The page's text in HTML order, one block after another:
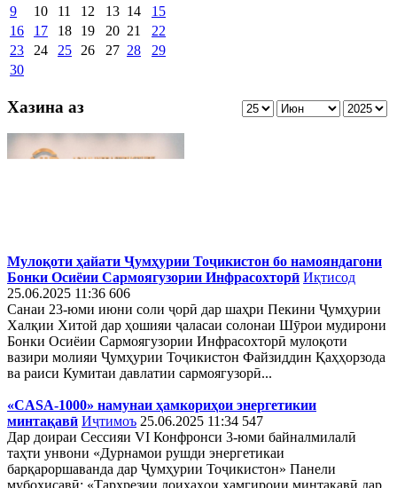
9
10 11 12 13 14
15
16
17 18 19 20 21
22
23
24 25 26 27 28
29
30
Хазина аз
Мулоқоти ҳайати Ҷумҳурии Тоҷикистон бо намояндагони
Бонки Осиёии Сармоягузории Инфрасохторӣ Иқтисод
25.06.2025 11:36 606
Санаи 23-юми июни соли ҷорӣ дар шаҳри Пекини Ҷумҳурии
Халқии Хитой дар ҳошияи ҷаласаи солонаи Шӯрои мудирони
Бонки Осиёии Сармоягузории Инфрасохторӣ мулоқоти
вазири молияи Ҷумҳурии Тоҷикистон Файзиддин Қаҳҳорзода
ва раиси Кумитаи давлатии сармоягузорӣ...
«CASA-1000» намунаи ҳамкориҳои энергетикии
минтақавӣ Иҷтимоъ 25.06.2025 11:34 547
Дар доираи Сессияи VI Конфронси 3-юми байналмилалӣ
таҳти унвони «Дурнамои рушди энергетикаи
барқароршаванда дар Ҷумҳурии Тоҷикистон» Панели